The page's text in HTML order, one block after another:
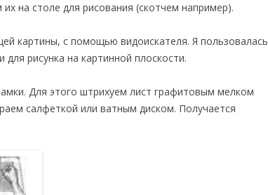
на столе для рисования (скотчем например).
картины, с помощью видоискателя. Я пользовалась
рисунка на картинной плоскости.
Для этого штрихуем лист графитовым мелком
салфеткой или ватным диском. Получается